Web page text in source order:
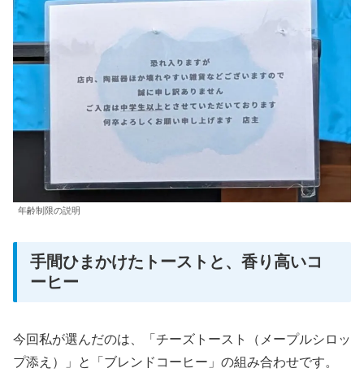
年齢制限の説明
手間ひまかけたトーストと、香り高いコ
ーヒー
今回私が選んだのは、「チーズトースト（メープルシロッ
プ添え）」と「ブレンドコーヒー」の組み合わせです。